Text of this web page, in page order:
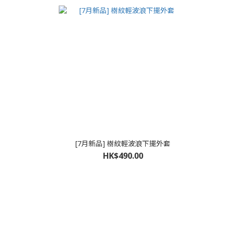
[7月新品] 樹紋輕波浪下擺外套
HK$490.00